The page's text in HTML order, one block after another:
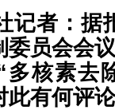
记者：据
委员会会
多核素去
此有何评